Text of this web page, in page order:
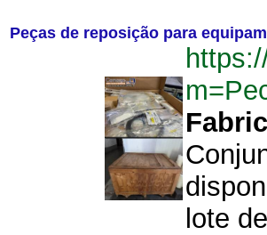
Peças de reposição para
lote